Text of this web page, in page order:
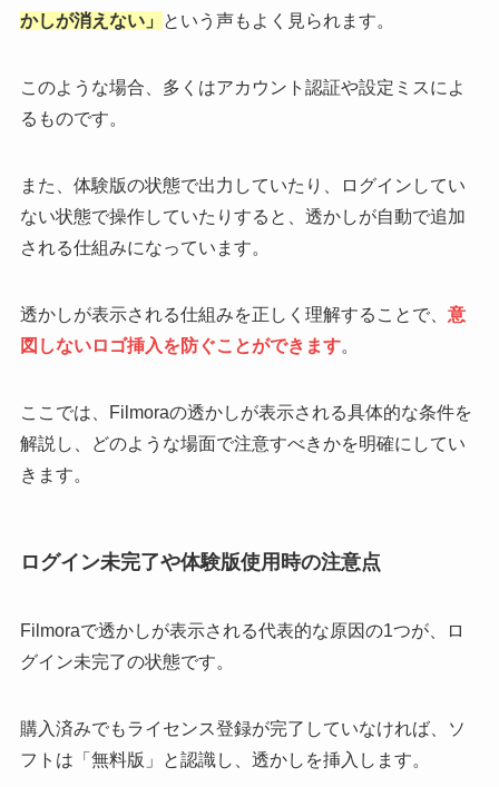
かしが消えない」
という声もよく見られます。
このような場合、多くはアカウント認証や設定ミスによ
るものです。
また、体験版の状態で出力していたり、ログインしてい
ない状態で操作していたりすると、透かしが自動で追加
される仕組みになっています。
透かしが表示される仕組みを正しく理解することで、 意
図しないロゴ挿入を防ぐことができます。
ここでは、Filmoraの透かしが表示される具体的な条件を
解説し、どのような場面で注意すべきかを明確にしてい
きます。
ログイン未完了や体験版使用時の注意点
Filmoraで透かしが表示される代表的な原因の1つが、ロ
グイン未完了の状態です。
購入済みでもライセンス登録が完了していなければ、ソ
フトは「無料版」と認識し、透かしを挿入します。